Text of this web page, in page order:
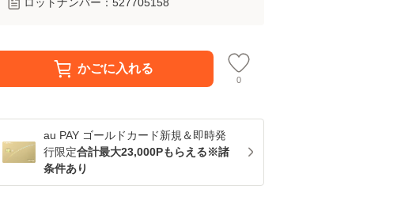
かごに入れる
0
au PAY ゴールドカード新規＆即時発
行限定合計最大23,000Pもらえる※諸
条件あり